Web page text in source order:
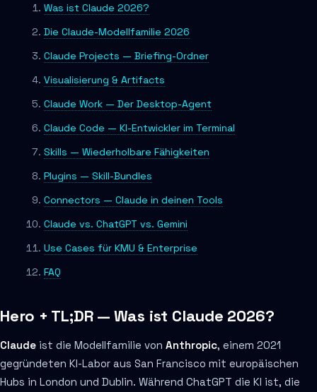
Was ist Claude 2026?
Die Claude-Modellfamilie 2026
Claude Projects — Briefing-Ordner
Visualisierung & Artifacts
Claude Work — Der Desktop-Agent
Claude Code — KI-Entwickler im Terminal
Skills — Wiederholbare Fähigkeiten
Plugins — Skill-Bundles
Connectors — Claude in deinen Tools
Claude vs. ChatGPT vs. Gemini
Use Cases für KMU & Enterprise
FAQ
Hero + TL;DR — Was ist Claude 2026?
Claude ist die Modellfamilie von Anthropic, einem 2021
gegründeten KI-Labor aus San Francisco mit europäischen
Hubs in London und Dublin. Während ChatGPT die KI ist, die